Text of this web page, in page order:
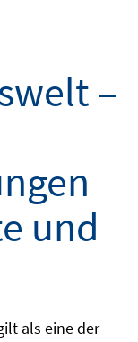
–
und
als eine der